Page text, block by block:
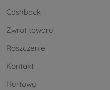
Cashback
Zwrot towaru
Roszczenie
Kontakt
Hurtowy